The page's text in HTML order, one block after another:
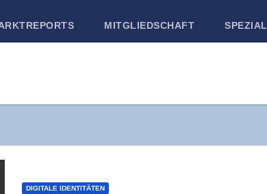
MIT­GLIED­SCHAFT SPE­ZI­AL
DIGITALE IDENTITÄTEN